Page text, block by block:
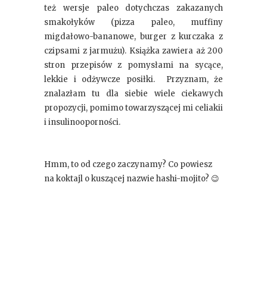
też wersje paleo dotychczas zakazanych
smakołyków (pizza paleo, muffiny
migdałowo-bananowe, burger z kurczaka z
czipsami z jarmużu). Książka zawiera aż 200
stron przepisów z pomysłami na sycące,
lekkie i odżywcze posiłki. Przyznam, że
znalazłam tu dla siebie wiele ciekawych
propozycji, pomimo towarzyszącej mi celiakii
i insulinooporności.
Hmm, to od czego zaczynamy? Co powiesz
na koktajl o kuszącej nazwie hashi-mojito? 😉